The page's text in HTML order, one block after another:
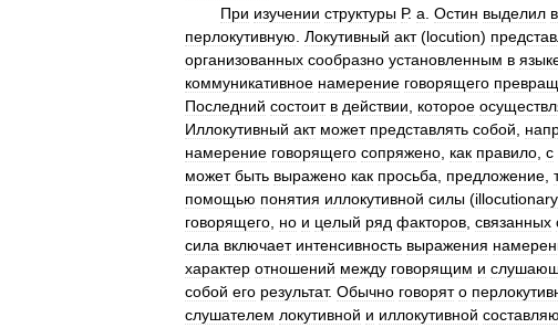
При изучении структуры Р. а Остин выделил в
перлокутивную Локутивный акт(locution)
организованных сообразно установленным в
коммуникативное намерение говорящего
Последний состоит в действии которое
Иллокутивный акт может представлять собой
намерение говорящего сопряжено как правило с
может быть выражено как просьба предложение
помощью понятия иллокутивной силы (illocutionary
говорящего но и целый ряд факторов связанных
сила включает интенсивность выражения
характер отношений между говорящим и
собой его результат. Обычно говорят о
слушателем локутивной и иллокутивной